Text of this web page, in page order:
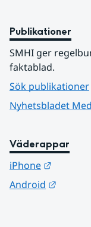
Publikationer
SMHI ger
faktablad.
Sök publikationer
Nyhetsbladet
Väderappar
iPhone
Android